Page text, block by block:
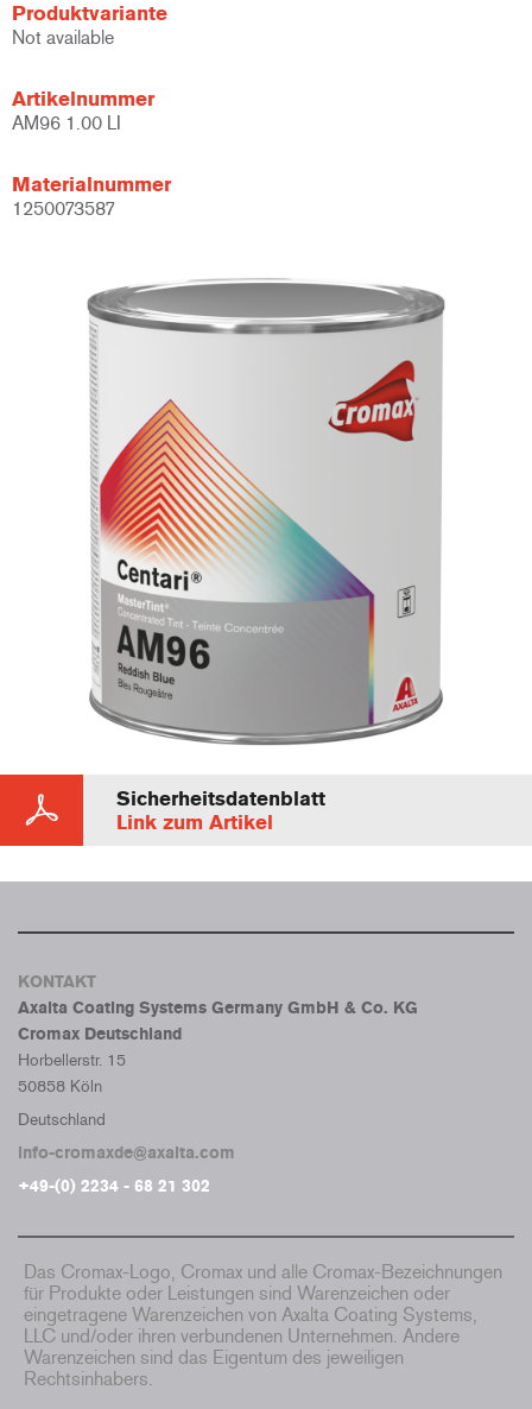
Produktvariante
Not available
Artikelnummer
AM96 1.00 LI
Materialnummer
1250073587
Sicherheitsdatenblatt
Link zum Artikel
KONTAKT
Axalta Coating Systems Germany GmbH & Co. KG
Cromax Deutschland
Horbellerstr. 15
50858 Köln
Deutschland
info-cromaxde@axalta.com
+49-(0) 2234 - 68 21 302
Das Cromax-Logo, Cromax und alle Cromax-Bezeichnungen
für Produkte oder Leistungen sind Warenzeichen oder
eingetragene Warenzeichen von Axalta Coating Systems,
LLC und/oder ihren verbundenen Unternehmen. Andere
Warenzeichen sind das Eigentum des jeweiligen
Rechtsinhabers.